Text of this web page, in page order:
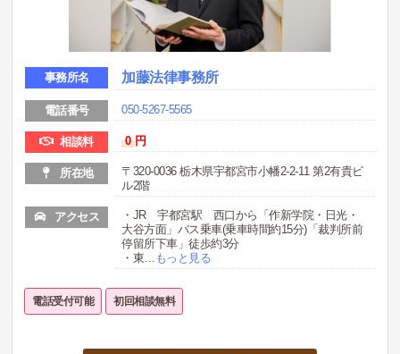
事務所名 加藤法律事務所
電話番号 050-5267-5565
相談料 0 円
所在地
〒320-0036 栃木県宇都宮市小幡2-2-11 第2有貴ビ
ル2階
アクセス
・JR 宇都宮駅 西口から「作新学院・日光・
大谷方面」バス乗車(乗車時間約15分)「裁判所前
停留所下車」徒歩約3分
・東… もっと見る
電話受付可能 初回相談無料